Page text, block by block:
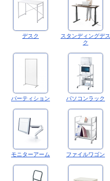
デスク
スタンディングデス
ク
パーティション パソコンラック
モニターアーム ファイルワゴン